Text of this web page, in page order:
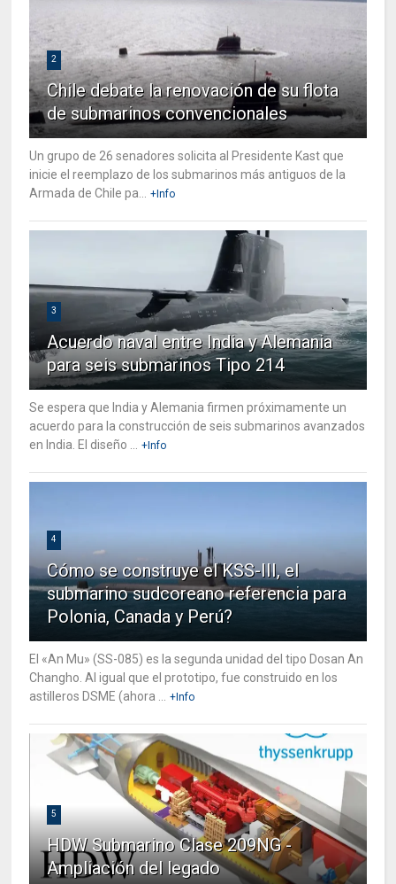
2
Chile debate la renovación de su flota
de submarinos convencionales
Un grupo de 26 senadores solicita al Presidente Kast que
inicie el reemplazo de los submarinos más antiguos de la
Armada de Chile pa...
+Info
3
Acuerdo naval entre India y Alemania
para seis submarinos Tipo 214
Se espera que India y Alemania firmen próximamente un
acuerdo para la construcción de seis submarinos avanzados
en India. El diseño ...
+Info
4
Cómo se construye el KSS-III, el
submarino sudcoreano referencia para
Polonia, Canada y Perú?
El «An Mu» (SS-085) es la segunda unidad del tipo Dosan An
Changho. Al igual que el prototipo, fue construido en los
astilleros DSME (ahora ...
+Info
5
HDW Submarino Clase 209NG -
Ampliación del legado